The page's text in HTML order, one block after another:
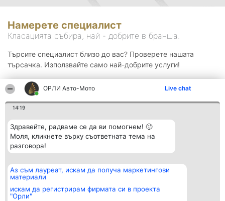
ОРЛИ Aвто-Mото Live chat
14:19
Здравейте, радваме се да ви помогнем! 🙂
Моля, кликнете върху съответната тема на
разговора!
Аз съм лауреат, искам да получа маркетингови
материали
искам да регистрирам фирмата си в проекта
"Орли"
Намерете специалист
Класацията събира, най - добрите в бранша.
Търсите специалист близо до вас? Проверете нашата
търсачка. Използвайте само най-добрите услуги!
Организатор на
класиране
BulevardulAleea Timișul De
Sus Nr. 2, Bl. A30, Sc. A, Et.
Класация
всички
Контакти